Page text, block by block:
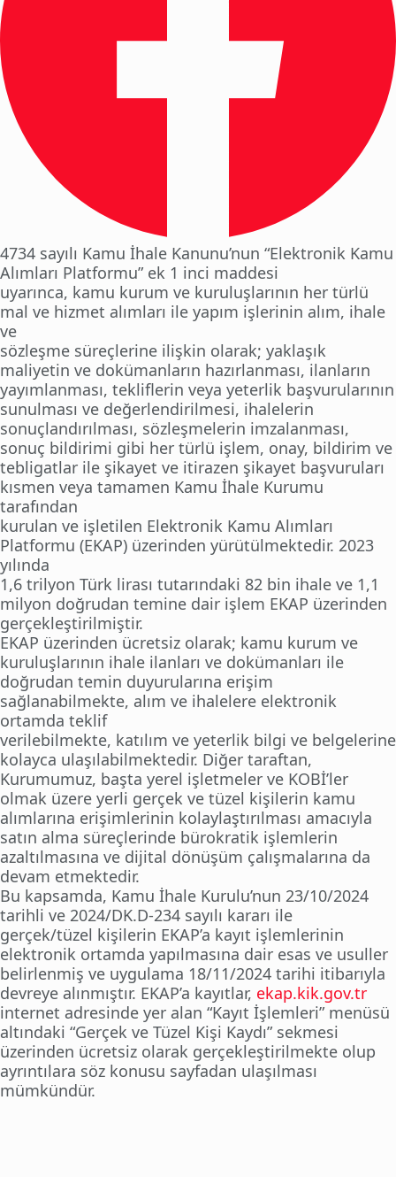
4734 sayılı Kamu İhale Kanunu’nun “Elektronik Kamu
Alımları Platformu” ek 1 inci maddesi
uyarınca, kamu kurum ve kuruluşlarının her türlü
mal ve hizmet alımları ile yapım işlerinin alım, ihale
ve
sözleşme süreçlerine ilişkin olarak; yaklaşık
maliyetin ve dokümanların hazırlanması, ilanların
yayımlanması, tekliflerin veya yeterlik başvurularının
sunulması ve değerlendirilmesi, ihalelerin
sonuçlandırılması, sözleşmelerin imzalanması,
sonuç bildirimi gibi her türlü işlem, onay, bildirim ve
tebligatlar ile şikayet ve itirazen şikayet başvuruları
kısmen veya tamamen Kamu İhale Kurumu
tarafından
kurulan ve işletilen Elektronik Kamu Alımları
Platformu (EKAP) üzerinden yürütülmektedir. 2023
yılında
1,6 trilyon Türk lirası tutarındaki 82 bin ihale ve 1,1
milyon doğrudan temine dair işlem EKAP üzerinden
gerçekleştirilmiştir.
EKAP üzerinden ücretsiz olarak; kamu kurum ve
kuruluşlarının ihale ilanları ve dokümanları ile
doğrudan temin duyurularına erişim
sağlanabilmekte, alım ve ihalelere elektronik
ortamda teklif
verilebilmekte, katılım ve yeterlik bilgi ve belgelerine
kolayca ulaşılabilmektedir. Diğer taraftan,
Kurumumuz, başta yerel işletmeler ve KOBİ’ler
olmak üzere yerli gerçek ve tüzel kişilerin kamu
alımlarına erişimlerinin kolaylaştırılması amacıyla
satın alma süreçlerinde bürokratik işlemlerin
azaltılmasına ve dijital dönüşüm çalışmalarına da
devam etmektedir.
Bu kapsamda, Kamu İhale Kurulu’nun 23/10/2024
tarihli ve 2024/DK.D-234 sayılı kararı ile
gerçek/tüzel kişilerin EKAP’a kayıt işlemlerinin
elektronik ortamda yapılmasına dair esas ve usuller
belirlenmiş ve uygulama 18/11/2024 tarihi itibarıyla
devreye alınmıştır. EKAP’a kayıtlar, ekap.kik.gov.tr
internet adresinde yer alan “Kayıt İşlemleri” menüsü
altındaki “Gerçek ve Tüzel Kişi Kaydı” sekmesi
üzerinden ücretsiz olarak gerçekleştirilmekte olup
ayrıntılara söz konusu sayfadan ulaşılması
mümkündür.